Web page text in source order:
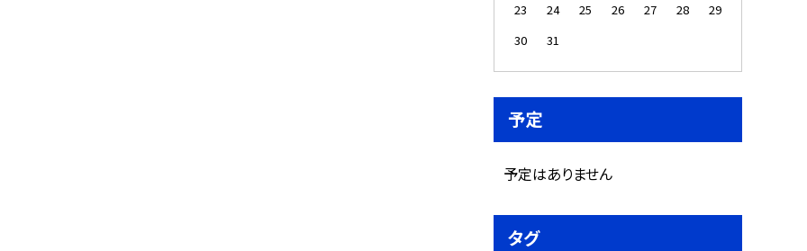
23
24 25 26 27 28
29
30
31
予定
予定はありません
タグ